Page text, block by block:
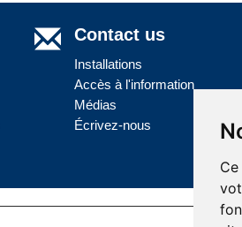
Contact us
Installations
Accès à l'information
Médias
Écrivez-nous